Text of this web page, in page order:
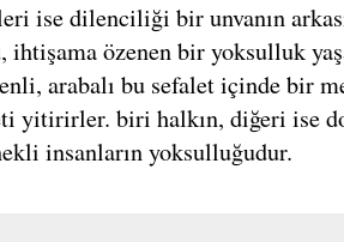
ise dilenciliği bir unvanın
ihtişama özenen bir yoksulluk
arabalı bu sefalet içinde bir
yitirirler. biri halkın, diğeri ise
insanların yoksulluğudur.